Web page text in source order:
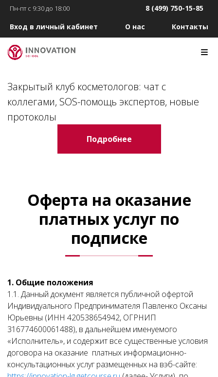
Вход в личный кабинет О нас Контакты
Пн-пт с 9:30 до 18:00 8 (499) 750-15-85
Закрытый клуб косметологов: чат с
коллегами, SOS-помощь экспертов, новые
протоколы
Подробнее
Оферта на оказание
платных услуг по
подписке
1. Общие положения
1.1. Данный документ является публичной офертой
Индивидуального Предпринимателя Павленко Оксаны
Юрьевны (ИНН 420538654942, ОГРНИП
316774600061488), в дальнейшем именуемого
«Исполнитель», и содержит все существенные условия
договора на оказание платных информационно-
консультационных услуг размещенных на вэб-сайте: